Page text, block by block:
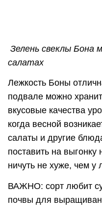
Зелень свеклы Бона
салатах
Лежкость Боны
подвале можно
вкусовые качества
когда весной
салаты и другие
поставить на выгонку
ничуть не хуже, чем у
ВАЖНО: сорт любит
почвы для